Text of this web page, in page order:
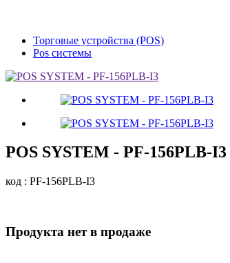
Торговые устройства (POS)
Pos системы
POS SYSTEM - PF-156PLB-I3
код : PF-156PLB-I3
Продукта нет в продаже